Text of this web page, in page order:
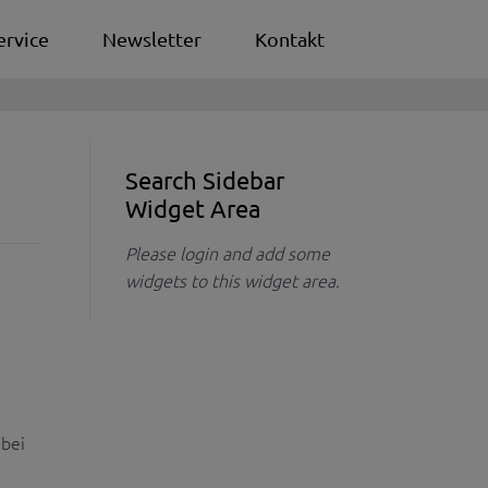
Newsletter Kontakt
Search Sidebar
Widget Area
Please login and add some
widgets to this widget area.